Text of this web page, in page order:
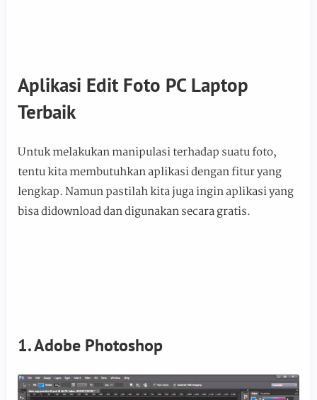
Aplikasi Edit Foto PC Laptop
Terbaik
Untuk melakukan manipulasi terhadap suatu foto,
tentu kita membutuhkan aplikasi dengan fitur yang
lengkap. Namun pastilah kita juga ingin aplikasi yang
bisa didownload dan digunakan secara gratis.
1. Adobe Photoshop